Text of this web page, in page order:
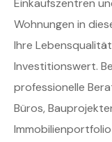
Einkaufszentren
Wohnungen in
Ihre
Investitionswert.
professionelle
Büros,